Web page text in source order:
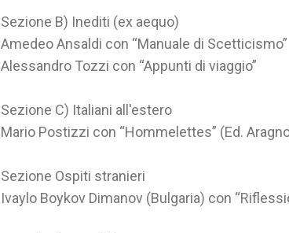
Sezione B) Inediti (ex aequo)
Amedeo Ansaldi con “Manuale di Scetticismo”
Alessandro Tozzi con “Appunti di viaggio”
Sezione C) Italiani all'estero
Mario Postizzi con “Hommelettes” (Ed.
Sezione Ospiti stranieri
Ivaylo Boykov Dimanov (Bulgaria) con